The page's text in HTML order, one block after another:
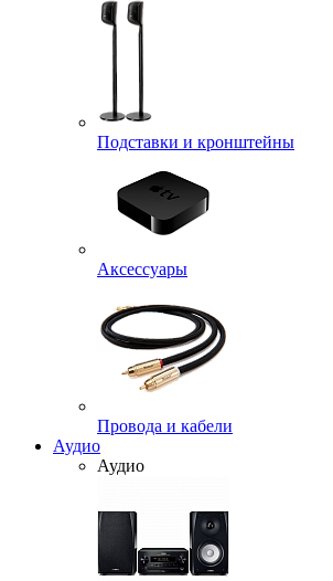
Подставки и кронштейны
Аксессуары
Провода и кабели
Аудио
Аудио